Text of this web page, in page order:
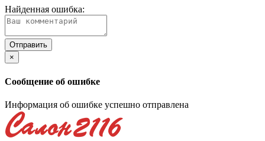
Найденная ошибка:
×
Сообщение об ошибке
Информация об ошибке успешно отправлена